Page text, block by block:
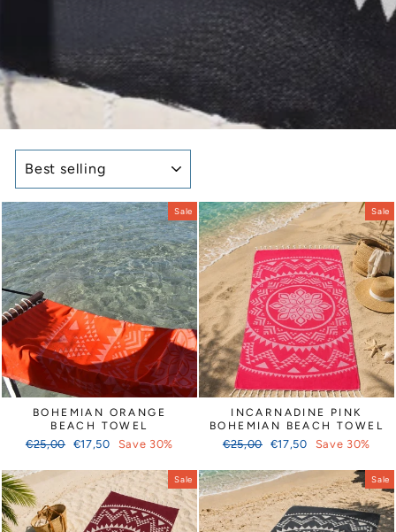
Sale
BOHEMIAN ORANGE
BEACH TOWEL
Regular
€25,00 Sale
€17,50 Save 30%
Sale
INCARNADINE PINK
BOHEMIAN BEACH TOWEL
Regular
€25,00 Sale
€17,50 Save 30%
Sale Sale